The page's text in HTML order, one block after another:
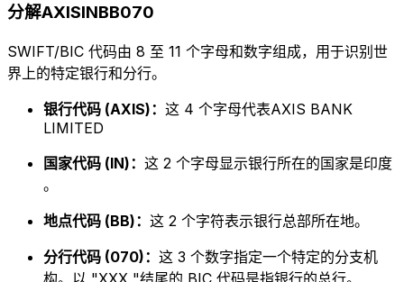
分解AXISINBB070
SWIFT/BIC 代码由 8 至 11 个字母和数字组成，用于识别世
界上的特定银行和分行。
银行代码 (AXIS)： 这 4 个字母代表AXIS BANK
LIMITED
国家代码 (IN)： 这 2 个字母显示银行所在的国家是印度
。
地点代码 (BB)： 这 2 个字符表示银行总部所在地。
分行代码 (070)： 这 3 个数字指定一个特定的分支机